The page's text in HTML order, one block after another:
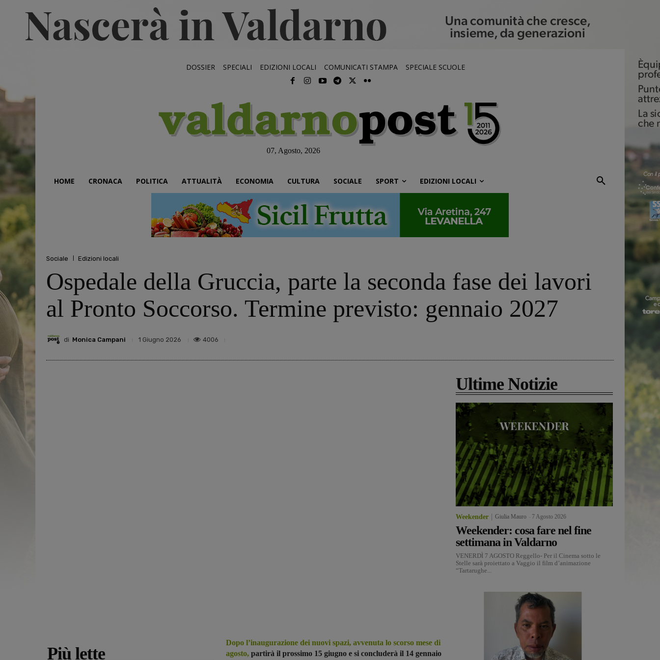
DOSSIER SPECIALI EDIZIONI LOCALI COMUNICATI STAMPA SPECIALE SCUOLE
07, Agosto, 2026
HOME CRONACA POLITICA ATTUALITÀ ECONOMIA CULTURA SOCIALE SPORT EDIZIONI LOCALI
Sociale Edizioni locali
Ospedale della Gruccia, parte la seconda fase dei lavori
al Pronto Soccorso. Termine previsto: gennaio 2027
di Monica Campani 1 Giugno 2026 4006
Più lette
Dopo l’inaugurazione dei nuovi spazi, avvenuta lo scorso mese di
agosto, partirà il prossimo 15 giugno e si concluderà il 14 gennaio
Ultime Notizie
Weekender Giulia Mauro 7 Agosto 2026
Weekender: cosa fare nel fine
settimana in Valdarno
VENERDÌ 7 AGOSTO Reggello- Per il Cinema sotto le
Stelle sarà proiettato a Vaggio il film d’animazione
“Tartarughe...